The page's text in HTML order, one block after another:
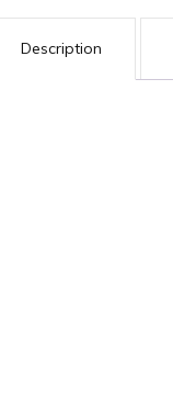
Description